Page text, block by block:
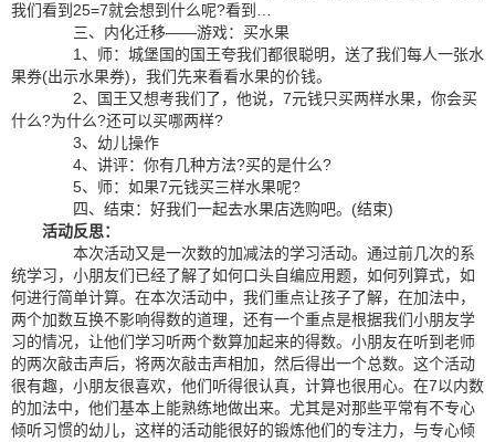
我们看到25=7就会想到什么呢?看到…
三、内化迁移——游戏：买水果
1、师：城堡国的国王夸我们都很聪明，送了我们每人一张水
果券(出示水果券)，我们先来看看水果的价钱。
2、国王又想考我们了，他说，7元钱只买两样水果，你会买
什么?为什么?还可以买哪两样?
3、幼儿操作
4、讲评：你有几种方法?买的是什么?
5、师：如果7元钱买三样水果呢?
四、结束：好我们一起去水果店选购吧。(结束)
活动反思：
本次活动又是一次数的加减法的学习活动。通过前几次的系
统学习，小朋友们已经了解了如何口头自编应用题，如何列算式，如
何进行简单计算。在本次活动中，我们重点让孩子了解，在加法中，
两个加数互换不影响得数的道理，还有一个重点是根据我们小朋友学
习的情况，让他们学习听两个数算加起来的得数。小朋友在听到老师
的两次敲击声后，将两次敲击声相加，然后得出一个总数。这个活动
很有趣，小朋友很喜欢，他们听得很认真，计算也很用心。在7以内数
的加法中，他们基本上能熟练地做出来。尤其是对那些平常有不专心
倾听习惯的幼儿，这样的活动能很好的锻炼他们的专注力，与专心倾